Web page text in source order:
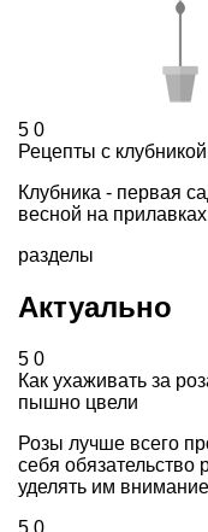
5 0
Рецепты с клубникой
Клубника - первая
весной на
разделы
Актуально
5 0
Как ухаживать за
пышно цвели
Розы лучше всего
себя обязательство
уделять им